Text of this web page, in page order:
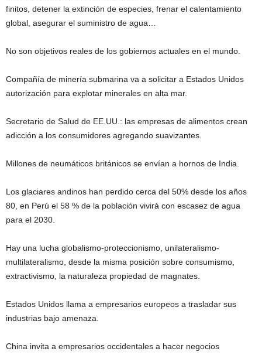
finitos, detener la extinción de especies, frenar el calentamiento
global, asegurar el suministro de agua…
No son objetivos reales de los gobiernos actuales en el mundo.
Compañía de minería submarina va a solicitar a Estados Unidos
autorización para explotar minerales en alta mar.
Secretario de Salud de EE.UU.: las empresas de alimentos crean
adicción a los consumidores agregando suavizantes.
Millones de neumáticos británicos se envían a hornos de India.
Los glaciares andinos han perdido cerca del 50% desde los años
80, en Perú el 58 % de la población vivirá con escasez de agua
para el 2030.
Hay una lucha globalismo-proteccionismo, unilateralismo-
multilateralismo, desde la misma posición sobre consumismo,
extractivismo, la naturaleza propiedad de magnates.
Estados Unidos llama a empresarios europeos a trasladar sus
industrias bajo amenaza.
China invita a empresarios occidentales a hacer negocios